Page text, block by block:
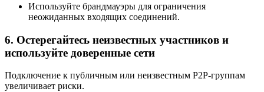
Используйте брандмауэры для ограничения
неожиданных входящих соединений.
6. Остерегайтесь неизвестных участников и
используйте доверенные сети
Подключение к публичным или неизвестным P2P-группам
увеличивает риски.